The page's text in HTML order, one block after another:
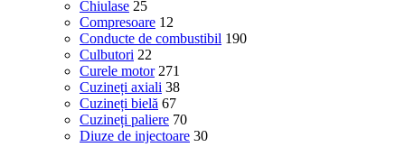
Chiulase 25
Compresoare 12
Conducte de combustibil 190
Culbutori 22
Curele motor 271
Cuzineți axiali 38
Cuzineți bielă 67
Cuzineți paliere 70
Diuze de injectoare 30